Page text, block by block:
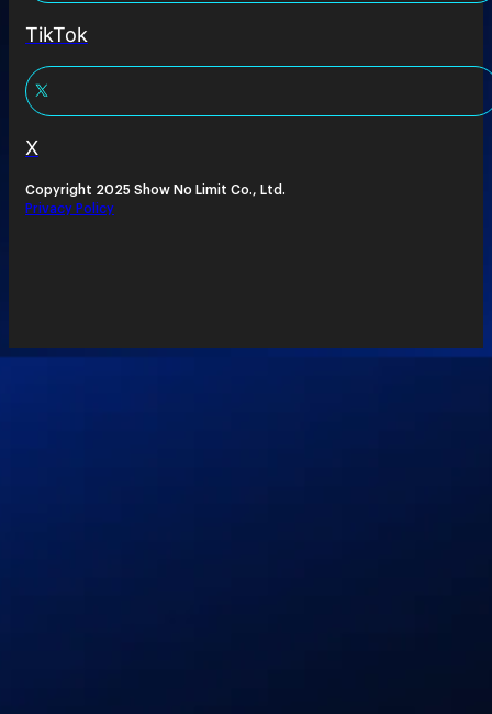
TikTok
X
Copyright 2025 Show No Limit Co., Ltd.
Privacy Policy